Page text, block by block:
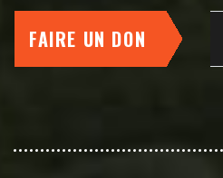
FAIRE UN DON